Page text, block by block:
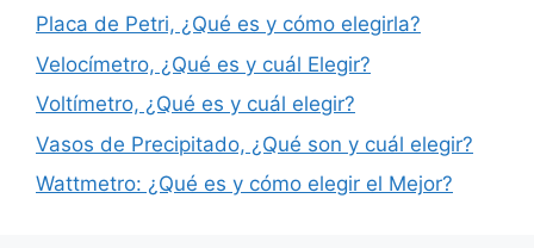
Placa de Petri, ¿Qué es y cómo elegirla?
Velocímetro, ¿Qué es y cuál Elegir?
Voltímetro, ¿Qué es y cuál elegir?
Vasos de Precipitado, ¿Qué son y cuál elegir?
Wattmetro: ¿Qué es y cómo elegir el Mejor?